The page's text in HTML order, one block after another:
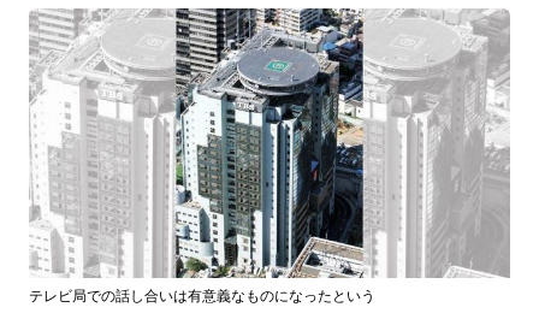
テレビ局での話し合いは有意義なものになったという